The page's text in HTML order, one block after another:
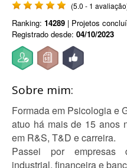
(5.0 - 1
Ranking: 14289 | Projetos
Registrado desde: 04/10/2023
Sobre mim:
Formada em Psicologia e
atuo há mais de 15 anos
em R&S, T&D e carreira.
Passei por empresas
industrial, financeira e